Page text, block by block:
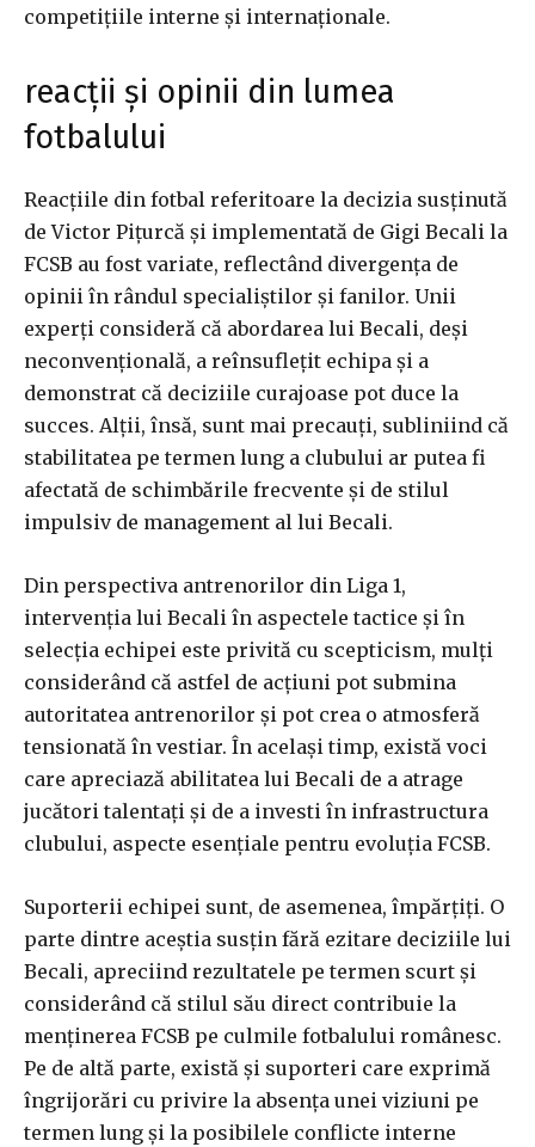
competițiile interne și internaționale.
reacții și opinii din lumea
fotbalului
Reacțiile din fotbal referitoare la decizia susținută
de Victor Pițurcă și implementată de Gigi Becali la
FCSB au fost variate, reflectând divergența de
opinii în rândul specialiștilor și fanilor. Unii
experți consideră că abordarea lui Becali, deși
neconvențională, a reînsuflețit echipa și a
demonstrat că deciziile curajoase pot duce la
succes. Alții, însă, sunt mai precauți, subliniind că
stabilitatea pe termen lung a clubului ar putea fi
afectată de schimbările frecvente și de stilul
impulsiv de management al lui Becali.
Din perspectiva antrenorilor din Liga 1,
intervenția lui Becali în aspectele tactice și în
selecția echipei este privită cu scepticism, mulți
considerând că astfel de acțiuni pot submina
autoritatea antrenorilor și pot crea o atmosferă
tensionată în vestiar. În același timp, există voci
care apreciază abilitatea lui Becali de a atrage
jucători talentați și de a investi în infrastructura
clubului, aspecte esențiale pentru evoluția FCSB.
Suporterii echipei sunt, de asemenea, împărțiți. O
parte dintre aceștia susțin fără ezitare deciziile lui
Becali, apreciind rezultatele pe termen scurt și
considerând că stilul său direct contribuie la
menținerea FCSB pe culmile fotbalului românesc.
Pe de altă parte, există și suporteri care exprimă
îngrijorări cu privire la absența unei viziuni pe
termen lung și la posibilele conflicte interne